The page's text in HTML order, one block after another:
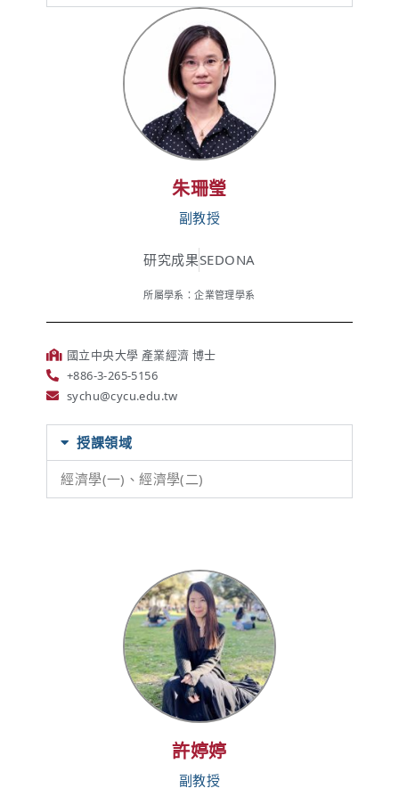
朱珊瑩
副教授
研究成果SEDONA
所屬學系：企業管理學系
國立中央大學 產業經濟 博士
+886-3-265-5156
sychu@cycu.edu.tw
授課領域
經濟學(一)、經濟學(二)
許婷婷
副教授